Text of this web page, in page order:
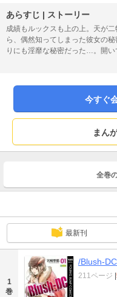
あらすじ | ストーリー
成績もルックスも上の上。天が
ら、偶然知ってしまった彼女の
りにも淫靡な秘密だった…。開
もと香と絡みあっても、いつし
今すぐ
まん
全巻
最新刊
1
巻
/Blush-
211ページ